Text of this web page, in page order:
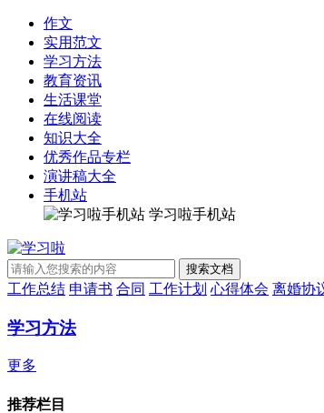
作文
实用范文
学习方法
教育资讯
生活课堂
在线阅读
知识大全
优秀作品专栏
演讲稿大全
手机站
学习啦手机站
工作总结 申请书 合同 工作计划 心得体会 离婚协
学习方法
更多
推荐栏目